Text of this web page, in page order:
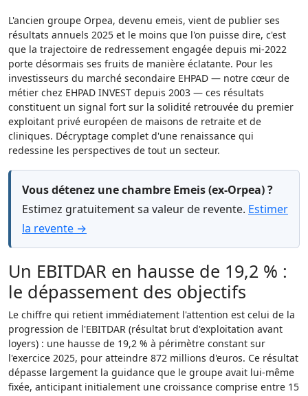
L'ancien groupe Orpea, devenu emeis, vient de publier ses
résultats annuels 2025 et le moins que l'on puisse dire, c'est
que la trajectoire de redressement engagée depuis mi-2022
porte désormais ses fruits de manière éclatante. Pour les
investisseurs du marché secondaire EHPAD — notre cœur de
métier chez EHPAD INVEST depuis 2003 — ces résultats
constituent un signal fort sur la solidité retrouvée du premier
exploitant privé européen de maisons de retraite et de
cliniques. Décryptage complet d'une renaissance qui
redessine les perspectives de tout un secteur.
Vous détenez une chambre Emeis (ex-Orpea) ?
Estimez gratuitement sa valeur de revente. Estimer
la revente →
Un EBITDAR en hausse de 19,2 % :
le dépassement des objectifs
Le chiffre qui retient immédiatement l'attention est celui de la
progression de l'EBITDAR (résultat brut d'exploitation avant
loyers) : une hausse de 19,2 % à périmètre constant sur
l'exercice 2025, pour atteindre 872 millions d'euros. Ce résultat
dépasse largement la guidance que le groupe avait lui-même
fixée, anticipant initialement une croissance comprise entre 15